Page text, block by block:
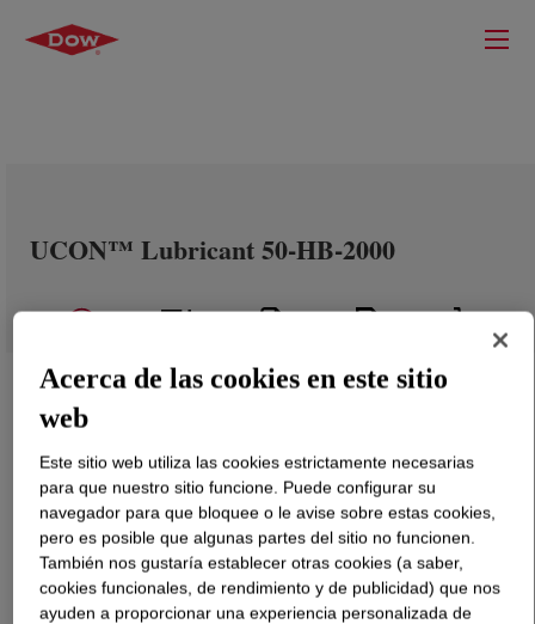
UCON™ Lubricant 50-HB-2000
Qué esUCON™ Lubricant 50-HB-2000?
Acerca de las cookies en este sitio
web
Este sitio web utiliza las cookies estrictamente necesarias
para que nuestro sitio funcione. Puede configurar su
navegador para que bloquee o le avise sobre estas cookies,
pero es posible que algunas partes del sitio no funcionen.
También nos gustaría establecer otras cookies (a saber,
cookies funcionales, de rendimiento y de publicidad) que nos
ayuden a proporcionar una experiencia personalizada de